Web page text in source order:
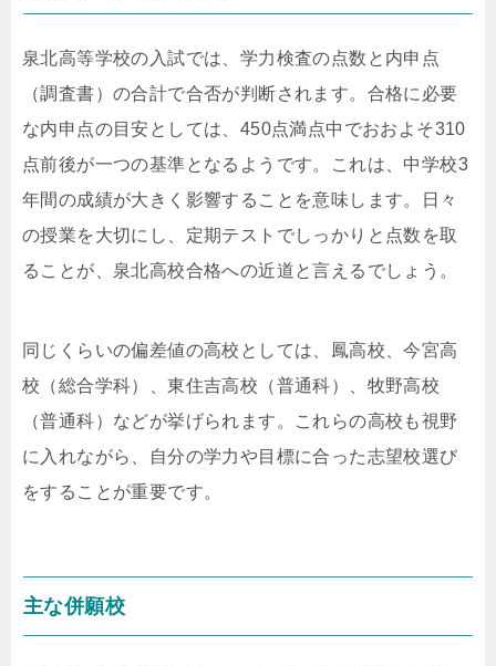
泉北高等学校の入試では、学力検査の点数と内申点
（調査書）の合計で合否が判断されます。合格に必要
な内申点の目安としては、450点満点中でおおよそ310
点前後が一つの基準となるようです。これは、中学校3
年間の成績が大きく影響することを意味します。日々
の授業を大切にし、定期テストでしっかりと点数を取
ることが、泉北高校合格への近道と言えるでしょう。
同じくらいの偏差値の高校としては、鳳高校、今宮高
校（総合学科）、東住吉高校（普通科）、牧野高校
（普通科）などが挙げられます。これらの高校も視野
に入れながら、自分の学力や目標に合った志望校選び
をすることが重要です。
主な併願校